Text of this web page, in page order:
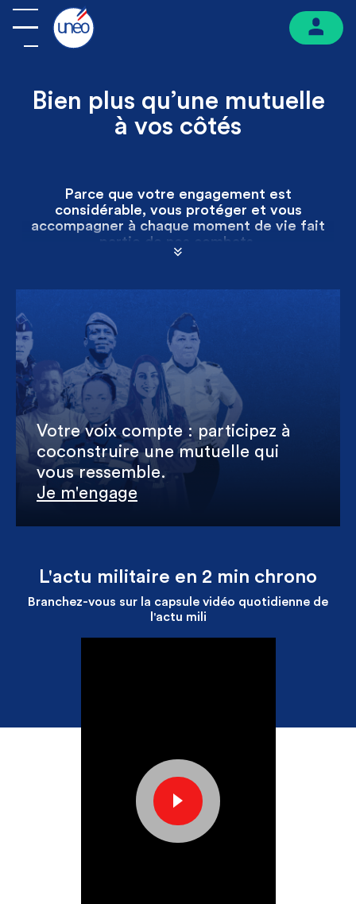
Bien plus qu’une mutuelle
à vos côtés
Parce que votre engagement est
considérable, vous protéger et vous
accompagner à chaque moment de vie fait
partie de nos combats.
Votre voix compte : participez à
coconstruire une mutuelle qui
vous ressemble.
Je m'engage
L'actu militaire en 2 min chrono
Branchez-vous sur la capsule vidéo quotidienne de
l'actu mili
Play